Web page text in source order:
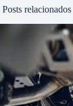
Posts relacionados